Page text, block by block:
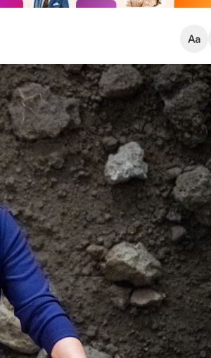
Klein
Standaard
Groot
Kopieer link